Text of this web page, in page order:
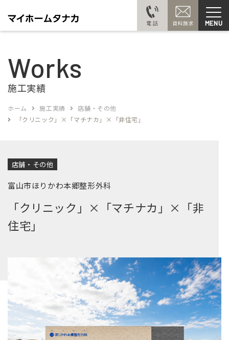
MENU
Works
施工実績
ホーム 施工実績
店舗・その他
「クリニック」×「マチナカ」×「非住宅」
店舗・その他
富山市ほりかわ本郷整形外科
「クリニック」×「マチナカ」×「非
住宅」